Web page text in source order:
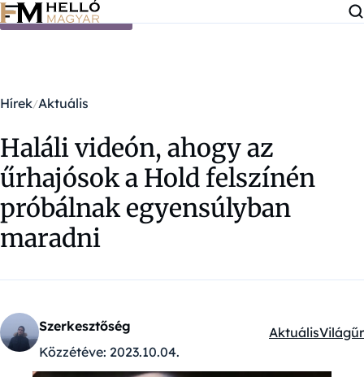
Ugrás a tartalomra
Hírek Aktuális
Haláli videón, ahogy az
űrhajósok a Hold felszínén
próbálnak egyensúlyban
maradni
Szerkesztőség
Közzétéve: 2023.10.04.
Kategóriák:
AktuálisVilágűr